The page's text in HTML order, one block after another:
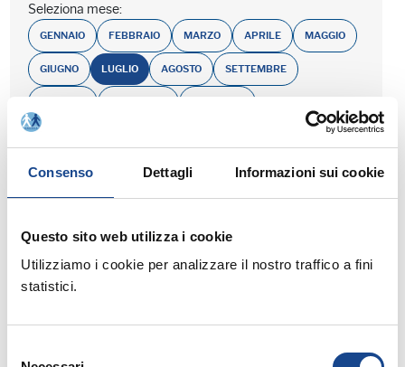
Consenso Dettagli Informazioni sui cookie
Questo sito web utilizza i cookie
Utilizziamo i cookie per analizzare il nostro traffico a fini
statistici.
Seleziona mese:
GENNAIO FEBBRAIO MARZO APRILE MAGGIO
GIUGNO LUGLIO AGOSTO SETTEMBRE
26/07/22 - Seminario di aggiornamento
professionale
CASTEL SAN PIETRO TERME (BO)